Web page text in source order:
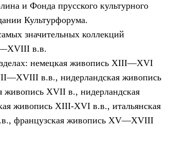
и Фонда прусского культурного
Культурфорума.
значительных коллекций
в.в.
немецкая живопись XIII—XVI
в.в., нидерландская живопись
XVII в., нидерландская
живопись XIII-XVI в.в., итальянская
французская живопись XV—XVIII